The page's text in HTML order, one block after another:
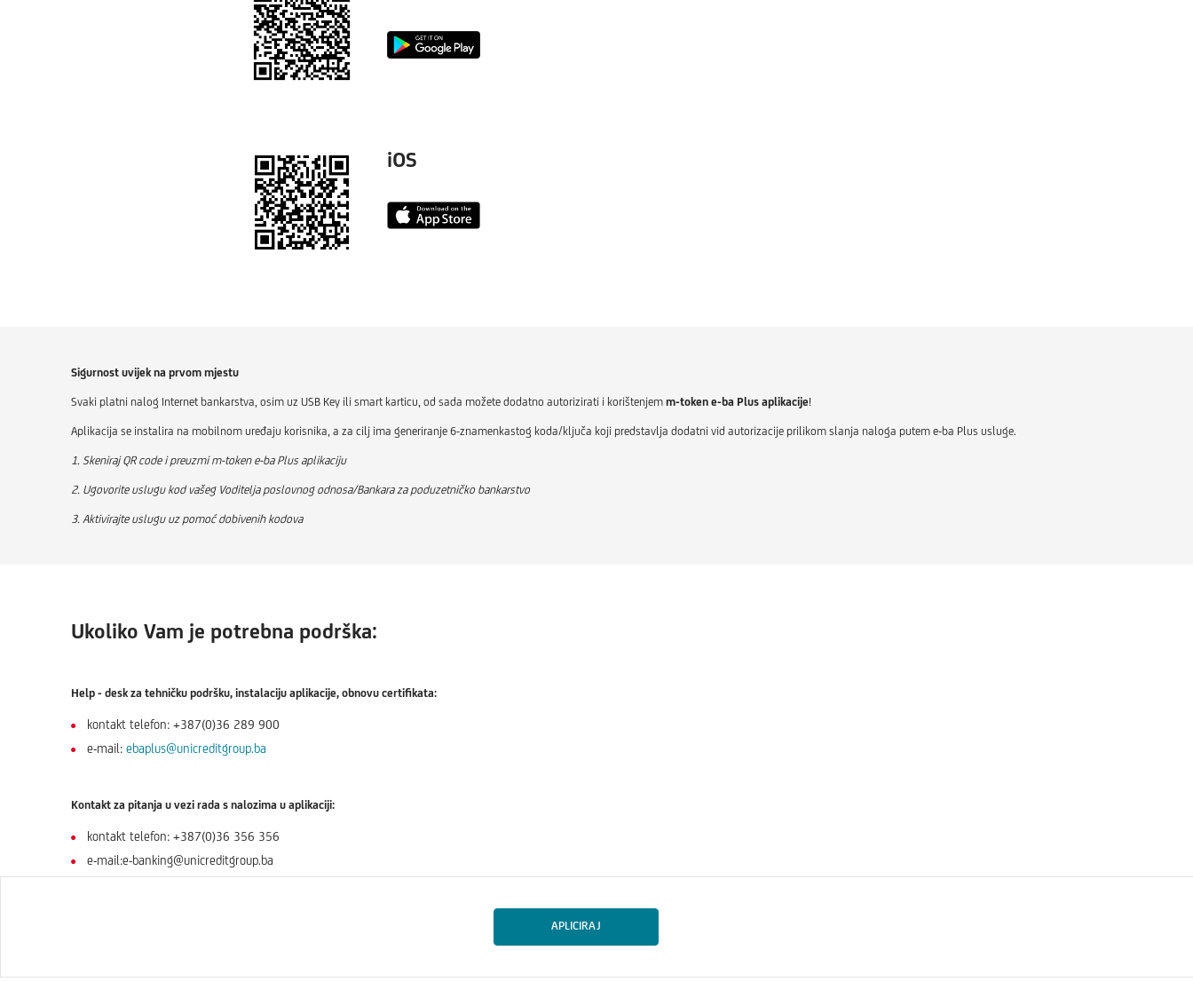
iOS
Sigurnost uvijek na prvom mjestu
Svaki platni nalog Internet bankarstva, osim uz USB Key ili smart karticu, od sada možete dodatno autorizirati i korištenjem m-token e-ba Plus aplikacije!
Aplikacija se instalira na mobilnom uređaju korisnika, a za cilj ima generiranje 6-znamenkastog koda/ključa koji predstavlja dodatni vid autorizacije prilikom slanja naloga putem e-ba Plus usluge.
1. Skeniraj QR code i preuzmi m-token e-ba Plus aplikaciju
2. Ugovorite uslugu kod vašeg Voditelja poslovnog odnosa/Bankara za poduzetničko bankarstvo
3. Aktivirajte uslugu uz pomoć dobivenih kodova
Ukoliko Vam je potrebna podrška:
Help - desk za tehničku podršku, instalaciju aplikacije, obnovu certifikata:
kontakt telefon: +387(0)36 289 900
e-mail: ebaplus@unicreditgroup.ba
Kontakt za pitanja u vezi rada s nalozima u aplikaciji:
kontakt telefon: +387(0)36 356 356
e-mail:e-banking@unicreditgroup.ba
APLICIRAJ